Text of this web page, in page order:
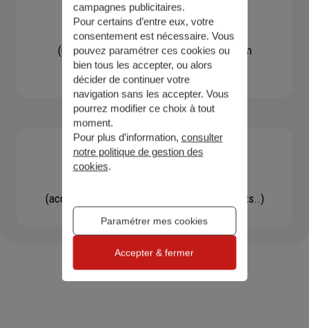
Contacter un agent
(Obtenir un devis, une information, faire un
bilan...)
(accéder à l'espace client, gérer mes contrats..)
campagnes publicitaires.
Pour certains d’entre eux, votre
consentement est nécessaire. Vous
pouvez paramétrer ces cookies ou
bien tous les accepter, ou alors
décider de continuer votre
navigation sans les accepter. Vous
pourrez modifier ce choix à tout
moment.
Pour plus d’information, consulter
notre politique de gestion des
cookies.
Paramétrer mes cookies
Accepter & fermer